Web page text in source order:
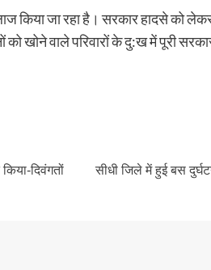
किया जा रहा है। सरकार हादसे को लेकर
को खोने वाले परिवारों के दु:ख में पूरी
दिवंगतों
सीधी जिले में हुई बस